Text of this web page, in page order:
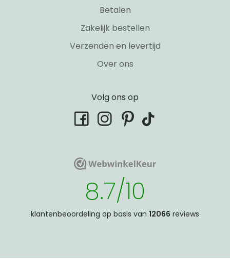
Betalen
Zakelijk bestellen
Verzenden en levertijd
Over ons
Volg ons op
facebookinstagram
pinterest
tiktok
WebwinkelKeurWebwinkelKeur
8.7/10
klantenbeoordeling op basis van 12066 reviews